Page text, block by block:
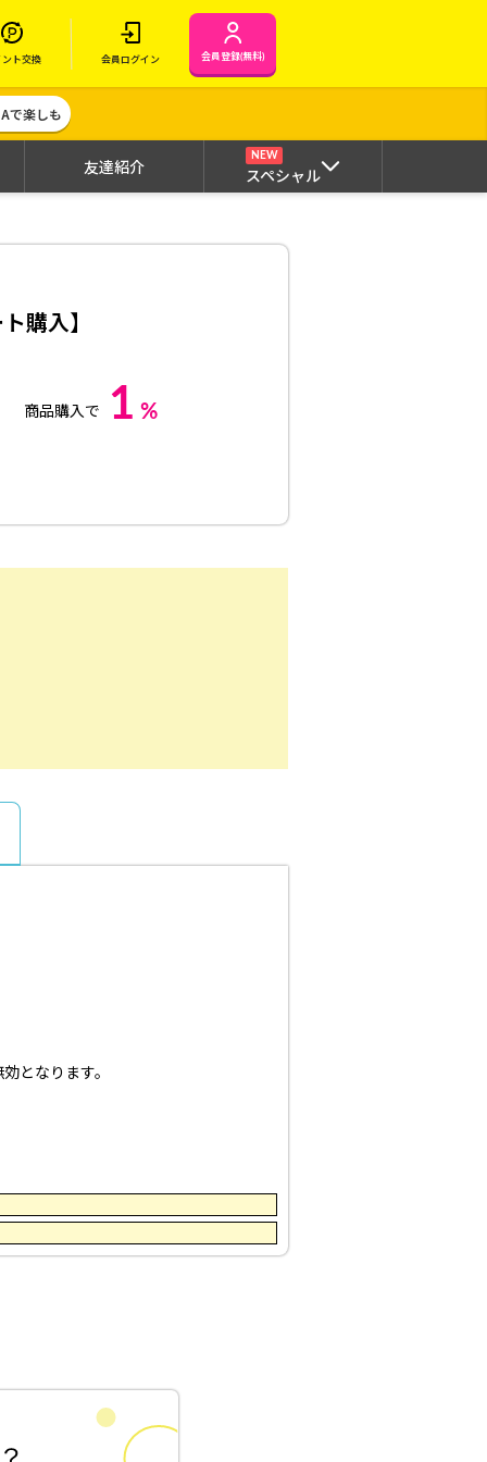
ント交換 会員ログイン 会員登録(無料)
で楽しも
友達紹介
NEW
スペシャル
購入】
商品購入で 1 %
となります。